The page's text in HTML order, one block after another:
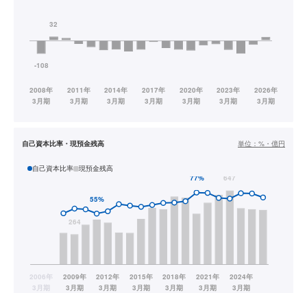
自己資本比率・現預金残高 単位： %・億円
自己資本比率 現預金残高